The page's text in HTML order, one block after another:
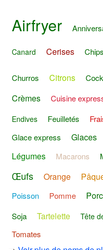
Airfryer
Canard Cerises Chips
Churros Citrons
Crèmes Cuisine
Endives Feuilletés
Glace express Glaces
Légumes Macarons
Œufs Orange
Poisson
Pomme Porc
Soja
Tartelette Tête
Tomates